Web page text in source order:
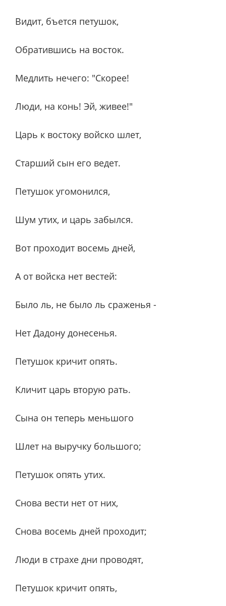
Видит, бъется петушок,
Обратившись на восток.
Медлить нечего: "Скорее!
Люди, на конь! Эй, живее!"
Царь к востоку войско шлет,
Старший сын его ведет.
Петушок угомонился,
Шум утих, и царь забылся.
Вот проходит восемь дней,
А от войска нет вестей:
Было ль, не было ль сраженья -
Нет Дадону донесенья.
Петушок кричит опять.
Кличит царь вторую рать.
Сына он теперь меньшого
Шлет на выручку большого;
Петушок опять утих.
Снова вести нет от них,
Снова восемь дней проходит;
Люди в страхе дни проводят,
Петушок кричит опять,